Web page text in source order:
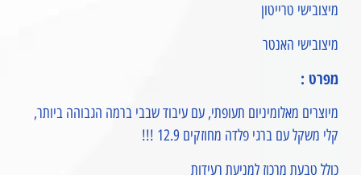
מיצובישי טרייטון
מיצובישי האנטר
מפרט :
מיוצרים מאלומיניום תעופתי, עם עיבוד שבבי ברמה הגבוהה ביותר,
קלי משקל עם ברגי פלדה מחוזקים 12.9 !!!
כולל טבעת מרכוז למניעת רעידות